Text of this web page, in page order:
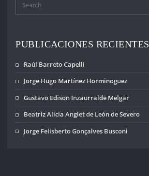
PUBLICACIONES RECIENTES
Raúl Barreto Capelli
Jorge Hugo Martínez Horminoguez
Gustavo Edison Inzaurralde Melgar
Beatriz Alicia Anglet de León de Severo
Jorge Felisberto Gonçalves Busconi